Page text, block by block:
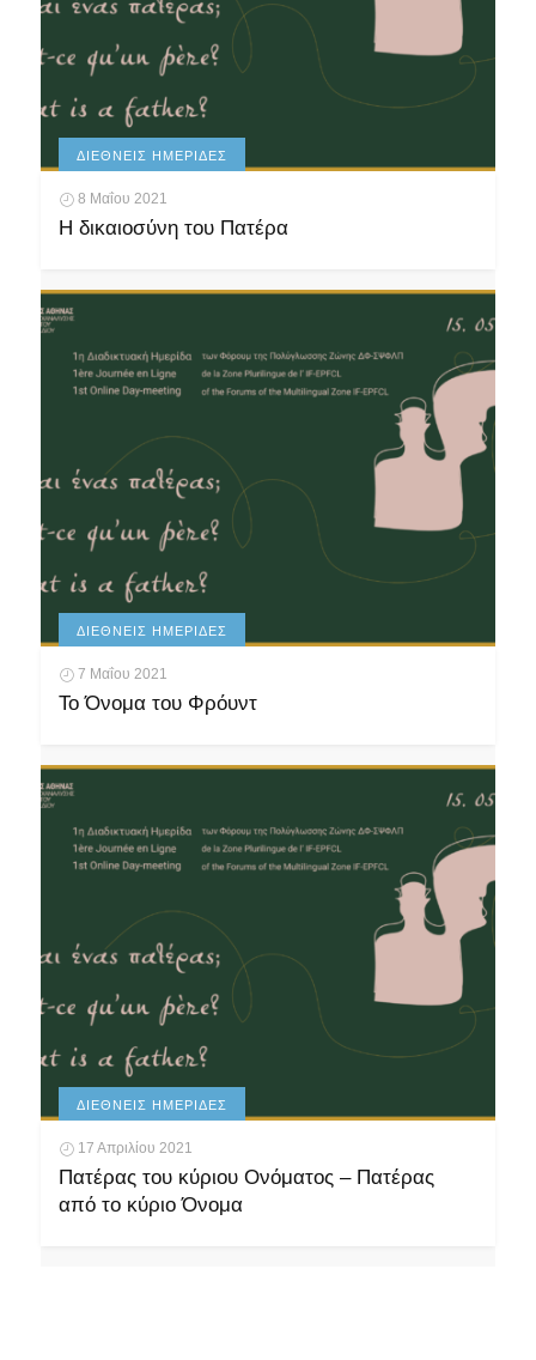
ΔΙΕΘΝΕΊΣ ΗΜΕΡΊΔΕΣ
8 Μαΐου 2021
Η δικαιοσύνη του Πατέρα
ΔΙΕΘΝΕΊΣ ΗΜΕΡΊΔΕΣ
7 Μαΐου 2021
Το Όνομα του Φρόυντ
ΔΙΕΘΝΕΊΣ ΗΜΕΡΊΔΕΣ
17 Απριλίου 2021
Πατέρας του κύριου Ονόματος – Πατέρας
από το κύριο Όνομα